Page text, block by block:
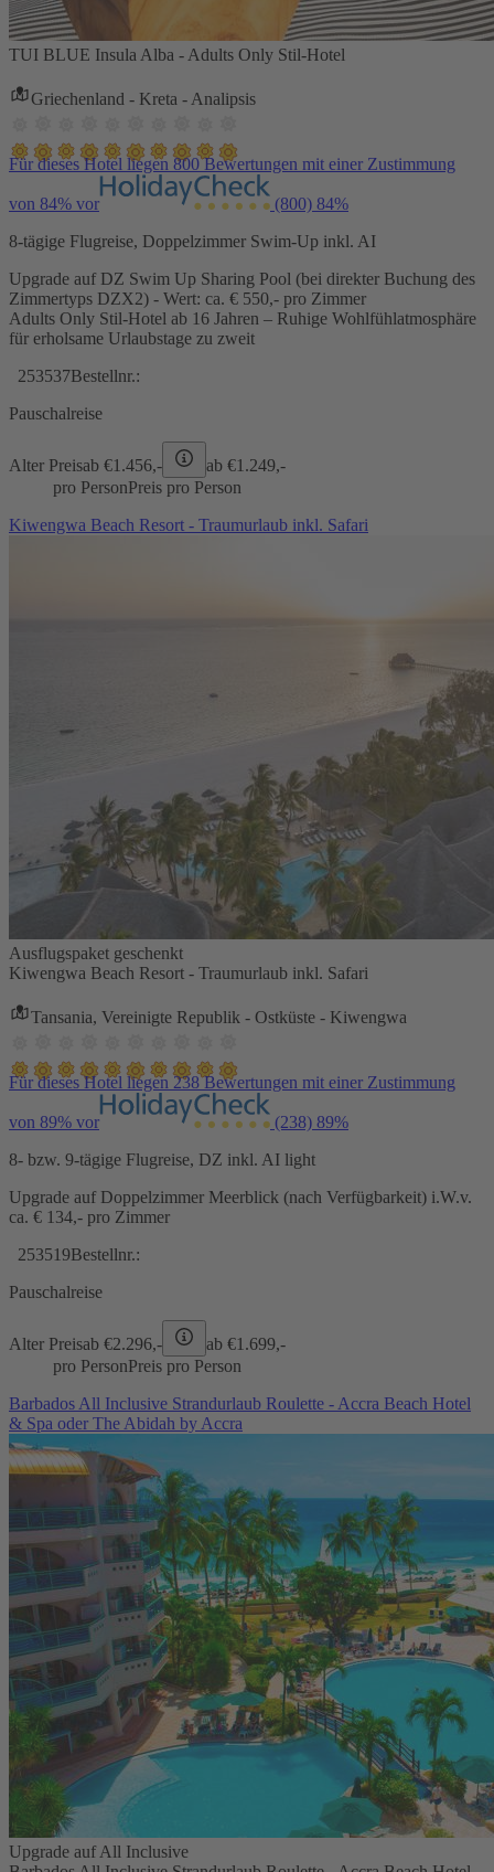
TUI BLUE Insula Alba - Adults Only Stil-Hotel
Griechenland - Kreta - Analipsis
Für dieses Hotel liegen 800 Bewertungen mit einer Zustimmung
von 84% vor (800) 84%
8-tägige Flugreise, Doppelzimmer Swim-Up inkl. AI
Upgrade auf DZ Swim Up Sharing Pool (bei direkter Buchung des
Zimmertyps DZX2) - Wert: ca. € 550,- pro Zimmer
Adults Only Stil-Hotel ab 16 Jahren – Ruhige Wohlfühlatmosphäre
für erholsame Urlaubstage zu zweit
253537Bestellnr.:
Pauschalreise
Alter Preisab €1.456,- ab €1.249,-
pro PersonPreis pro Person
Kiwengwa Beach Resort - Traumurlaub inkl. Safari
Ausflugspaket geschenkt
Kiwengwa Beach Resort - Traumurlaub inkl. Safari
Tansania, Vereinigte Republik - Ostküste - Kiwengwa
Für dieses Hotel liegen 238 Bewertungen mit einer Zustimmung
von 89% vor (238) 89%
8- bzw. 9-tägige Flugreise, DZ inkl. AI light
Upgrade auf Doppelzimmer Meerblick (nach Verfügbarkeit) i.W.v.
ca. € 134,- pro Zimmer
253519Bestellnr.:
Pauschalreise
Alter Preisab €2.296,- ab €1.699,-
pro PersonPreis pro Person
Barbados All Inclusive Strandurlaub Roulette - Accra Beach Hotel
& Spa oder The Abidah by Accra
Upgrade auf All Inclusive